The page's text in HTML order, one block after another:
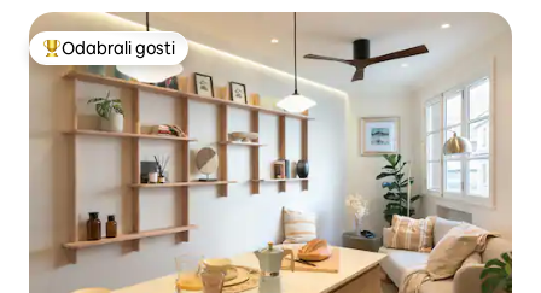
Među najviše rangiranima s oznakom „Odabrali gosti”
Odabrali gosti